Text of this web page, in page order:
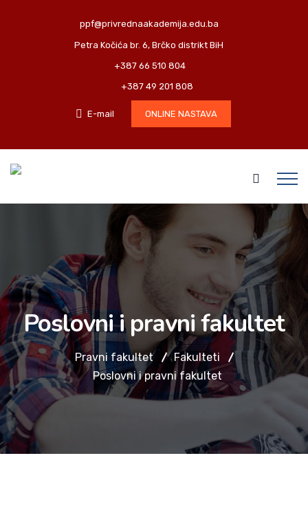
ppf@privrednaakademija.edu.ba
Petra Kočića br. 6, Brčko distrikt BiH
+387 66 510 804
+387 49 201 808
E-mail ONLINE NASTAVA
Poslovni i pravni fakultet
Pravni fakultet
Fakulteti
Poslovni i pravni fakultet